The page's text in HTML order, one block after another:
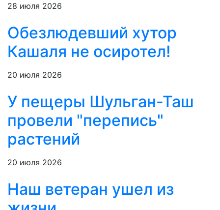
28 июля 2026
Обезлюдевший хутор
Кашаля не осиротел!
20 июля 2026
У пещеры Шульган-Таш
провели "перепись"
растений
20 июля 2026
Наш ветеран ушел из